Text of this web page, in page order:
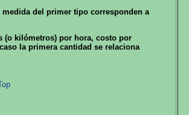
del primer tipo corresponden a
(o kilómetros) por hora, costo por
la primera cantidad se relaciona